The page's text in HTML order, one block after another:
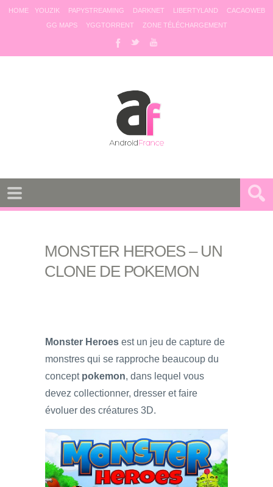
HOME YOUZIK PAPYSTREAMING DARKNET LIBERTYLAND
CACAOWEB
GG MAPS
YGGTORRENT ZONE TÉLÉCHARGEMENT
MONSTER HEROES – UN
CLONE DE POKEMON
Monster Heroes est un jeu de capture de
monstres qui se rapproche beaucoup du
concept pokemon, dans lequel vous
devez collectionner, dresser et faire
évoluer des créatures 3D.